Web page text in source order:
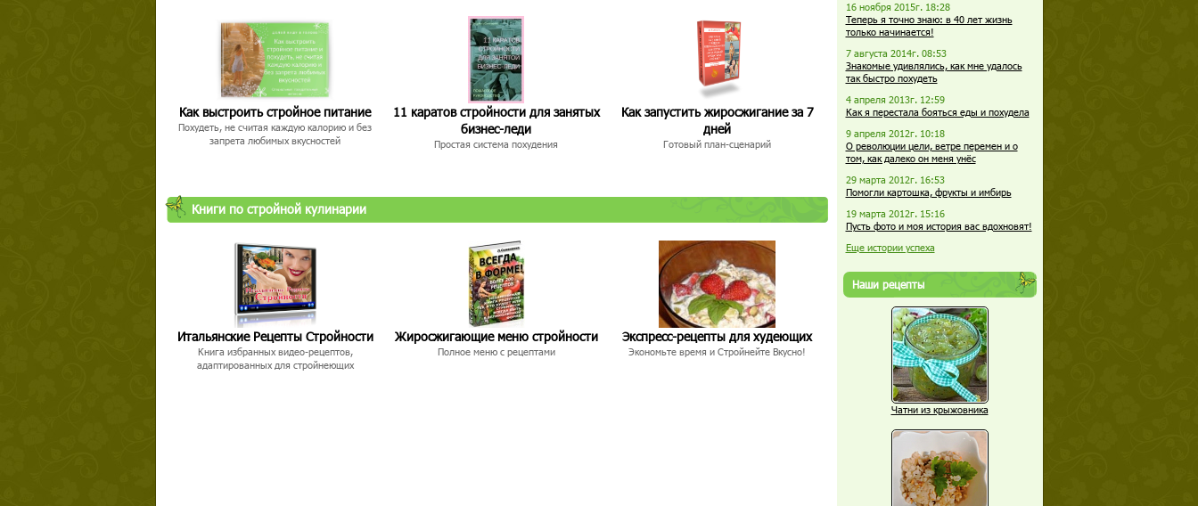
Как выстроить стройное питание
Похудеть, не считая каждую калорию и без
запрета любимых вкусностей
11 каратов стройности для занятых
бизнес-леди
Простая система похудения
Как запустить жиросжигание за 7
дней
Готовый план-сценарий
Книги по стройной кулинарии
Итальянские Рецепты Стройности
Книга избранных видео-рецептов,
адаптированных для стройнеющих
Жиросжигающие меню стройности
Полное меню с рецептами
Экспресс-рецепты для худеющих
Экономьте время и Стройнейте Вкусно!
16 ноября 2015г. 18:28
Теперь я точно знаю: в 40 лет жизнь
только начинается!
7 августа 2014г. 08:53
Знакомые удивлялись, как мне удалось
так быстро похудеть
4 апреля 2013г. 12:59
Как я перестала бояться еды и похудела
9 апреля 2012г. 10:18
О революции цели, ветре перемен и о
том, как далеко он меня унёс
29 марта 2012г. 16:53
Помогли картошка, фрукты и имбирь
19 марта 2012г. 15:16
Пусть фото и моя история вас вдохновят!
Еще истории успеха
Наши рецепты
Чатни из крыжовника